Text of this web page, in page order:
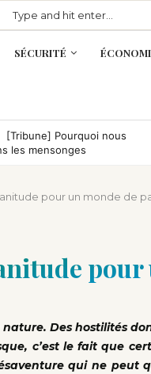
SÉCURITÉ
[Tribune] Pourquoi nous
les mensonges
pour un monde de
Des hostilités
c’est le fait que
qui ne peut